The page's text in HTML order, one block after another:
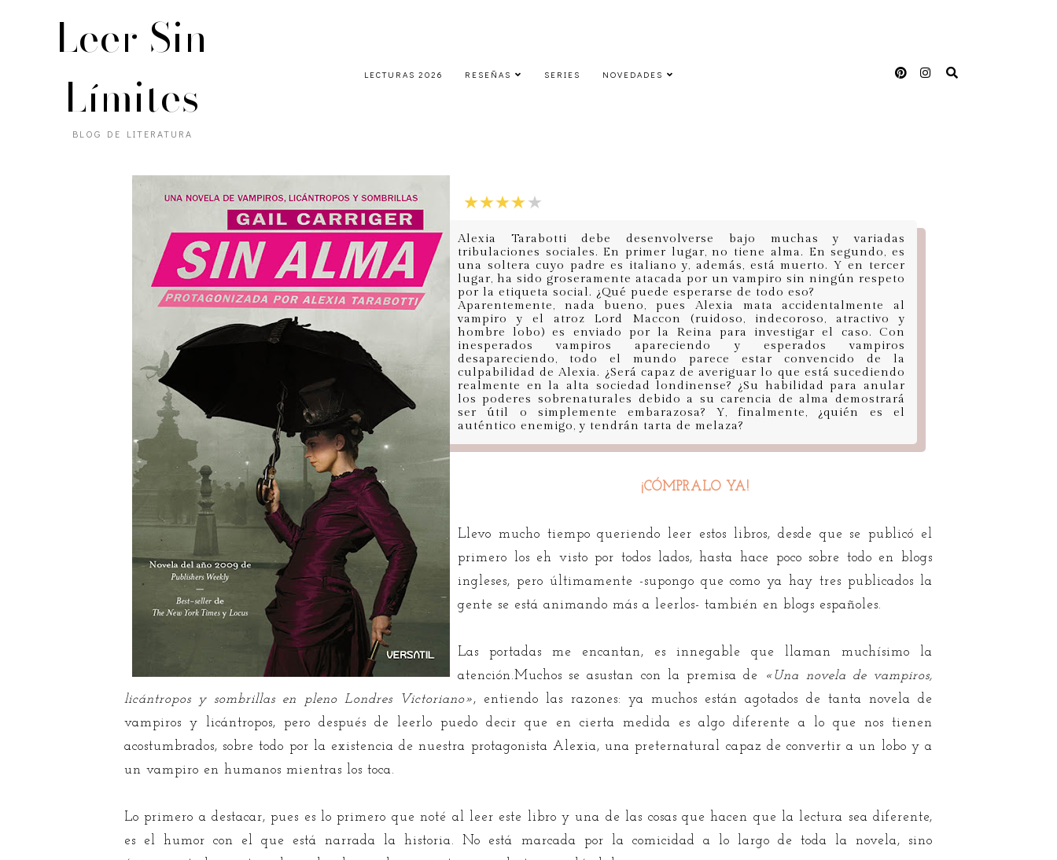
Leer Sin
Límites
BLOG DE LITERATURA
LECTURAS 2026 RESEÑAS SERIES NOVEDADES
Alexia Tarabotti debe desenvolverse bajo muchas y variadas
tribulaciones sociales. En primer lugar, no tiene alma. En segundo, es
una soltera cuyo padre es italiano y, además, está muerto. Y en tercer
lugar, ha sido groseramente atacada por un vampiro sin ningún respeto
por la etiqueta social. ¿Qué puede esperarse de todo eso?
Aparentemente, nada bueno, pues Alexia mata accidentalmente al
vampiro y el atroz Lord Maccon (ruidoso, indecoroso, atractivo y
hombre lobo) es enviado por la Reina para investigar el caso. Con
inesperados vampiros apareciendo y esperados vampiros
desapareciendo, todo el mundo parece estar convencido de la
culpabilidad de Alexia. ¿Será capaz de averiguar lo que está sucediendo
realmente en la alta sociedad londinense? ¿Su habilidad para anular
los poderes sobrenaturales debido a su carencia de alma demostrará
ser útil o simplemente embarazosa? Y, finalmente, ¿quién es el
auténtico enemigo, y tendrán tarta de melaza?
¡CÓMPRALO YA!
Llevo mucho tiempo queriendo leer estos libros, desde que se publicó el
primero los eh visto por todos lados, hasta hace poco sobre todo en blogs
ingleses, pero últimamente -supongo que como ya hay tres publicados la
gente se está animando más a leerlos- también en blogs españoles.
Las portadas me encantan, es innegable que llaman muchísimo la
atención.Muchos se asustan con la premisa de
«Una novela de vampiros,
licántropos y sombrillas en pleno Londres Victoriano», entiendo las razones: ya muchos están agotados de tanta novela de
vampiros y licántropos, pero después de leerlo puedo decir que en cierta medida es algo diferente a lo que nos tienen
acostumbrados, sobre todo por la existencia de nuestra protagonista Alexia, una preternatural capaz de convertir a un lobo y a
un vampiro en humanos mientras los toca.
Lo primero a destacar, pues es lo primero que noté al leer este libro y una de las cosas que hacen que la lectura sea diferente,
es el humor con el que está narrada la historia. No está marcada por la comicidad a lo largo de toda la novela, sino